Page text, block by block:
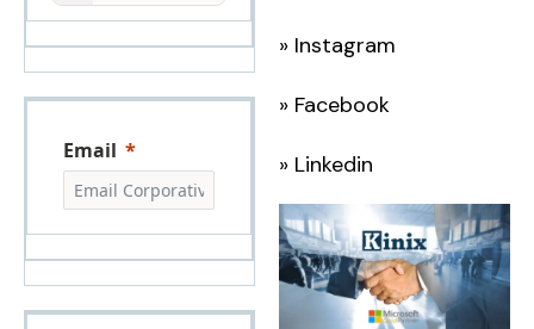
Email
» Instagram
» Facebook
» Linkedin